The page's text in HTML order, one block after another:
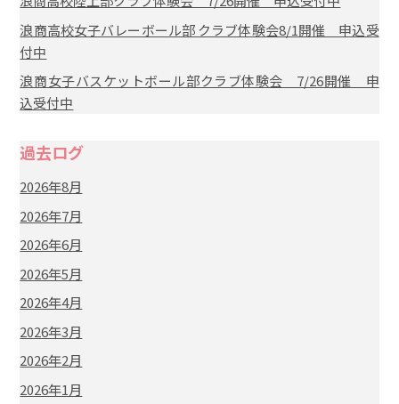
浪商高校女子バレーボール部 クラブ体験会8/1開催 申込受
付中
浪商女子バスケットボール部クラブ体験会 7/26開催 申
込受付中
過去ログ
2026年8月
2026年7月
2026年6月
2026年5月
2026年4月
2026年3月
2026年2月
2026年1月